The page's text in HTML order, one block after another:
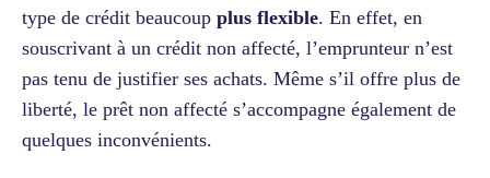
type de crédit beaucoup plus flexible. En effet, en
souscrivant à un crédit non affecté, l’emprunteur n’est
pas tenu de justifier ses achats. Même s’il offre plus de
liberté, le prêt non affecté s’accompagne également de
quelques inconvénients.